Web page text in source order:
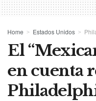
Home Estados Unidos
El
en cuenta